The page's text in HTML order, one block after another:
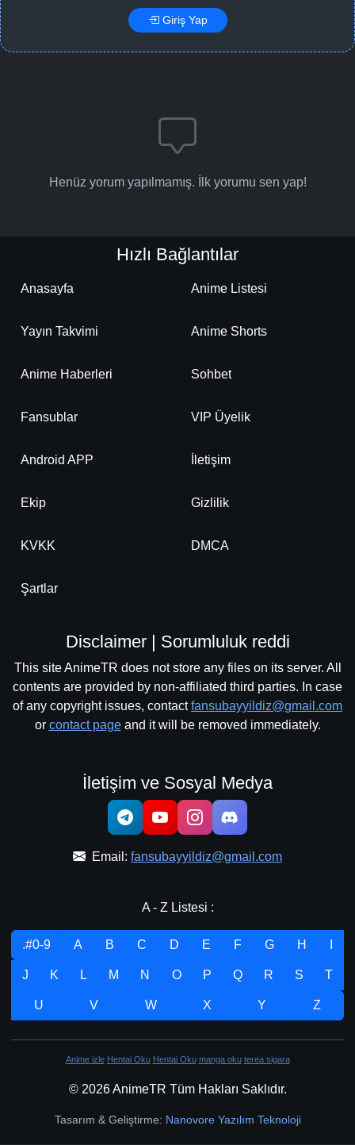
Giriş Yap
Henüz yorum yapılmamış. İlk yorumu sen yap!
Hızlı Bağlantılar
Anasayfa Anime Listesi
Yayın Takvimi Anime Shorts
Anime Haberleri Sohbet
Fansublar VIP Üyelik
Android APP İletişim
Ekip Gizlilik
KVKK DMCA
Şartlar
Disclaimer | Sorumluluk reddi
This site AnimeTR does not store any files on its server. All
contents are provided by non-affiliated third parties. In case
of any copyright issues, contactfansubayyildiz@gmail.com
or contact pageand it will be removed immediately.
İletişim ve Sosyal Medya
Email: fansubayyildiz@gmail.com
A - Z Listesi :
.#0-9 A B C D E F G H
J K L M N O P Q R S T
U V W X Y Z
Anime izle Hentai Oku Hentai Oku manga oku terea sigara
© 2026 AnimeTR Tüm Hakları Saklıdır.
Tasarım & Geliştirme: Nanovore Yazılım Teknoloji